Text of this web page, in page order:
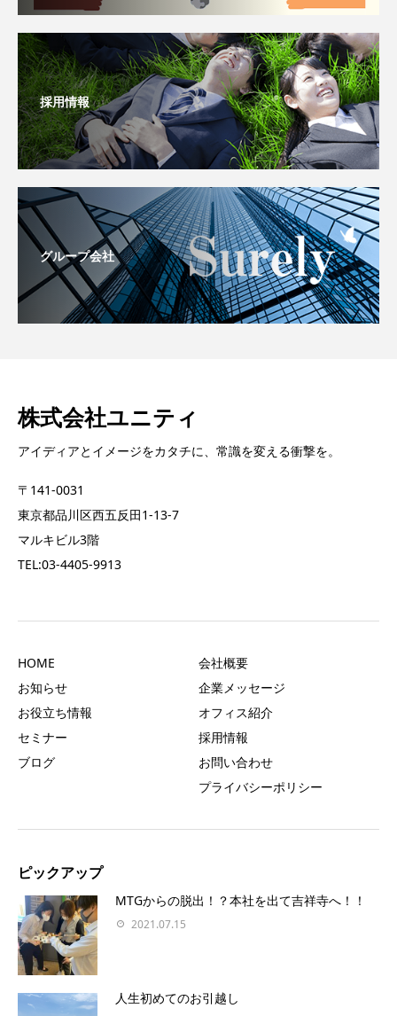
採用情報
グループ会社
株式会社ユニティ
アイディアとイメージをカタチに、常識を変える衝撃を。
〒141-0031
東京都品川区西五反田1-13-7
マルキビル3階
TEL:03-4405-9913
HOME
お知らせ
お役立ち情報
セミナー
ブログ
会社概要
企業メッセージ
オフィス紹介
採用情報
お問い合わせ
プライバシーポリシー
ピックアップ
MTGからの脱出！？本社を出て吉祥寺へ！！
2021.07.15
人生初めてのお引越し